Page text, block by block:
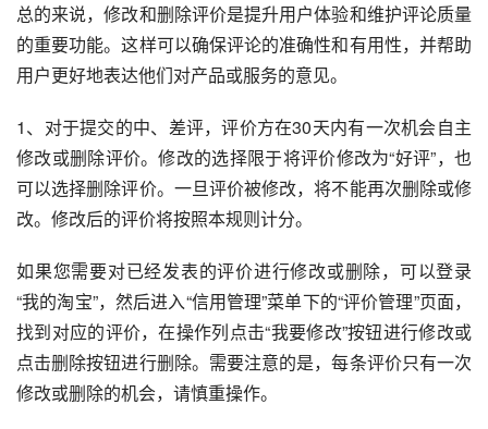
总的来说，修改和删除评价是提升用户体验和维护评论质量
的重要功能。这样可以确保评论的准确性和有用性，并帮助
用户更好地表达他们对产品或服务的意见。
1、对于提交的中、差评，评价方在30天内有一次机会自主
修改或删除评价。修改的选择限于将评价修改为“好评”，也
可以选择删除评价。一旦评价被修改，将不能再次删除或修
改。修改后的评价将按照本规则计分。
如果您需要对已经发表的评价进行修改或删除，可以登录
“我的淘宝”，然后进入“信用管理”菜单下的“评价管理”页面，
找到对应的评价，在操作列点击“我要修改”按钮进行修改或
点击删除按钮进行删除。需要注意的是，每条评价只有一次
修改或删除的机会，请慎重操作。